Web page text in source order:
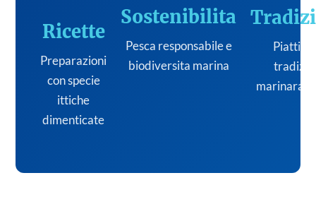
Ricette
Preparazioni
con specie
ittiche
dimenticate
Sostenibilita
Pesca responsabile e
biodiversita marina
Piatti
marinara